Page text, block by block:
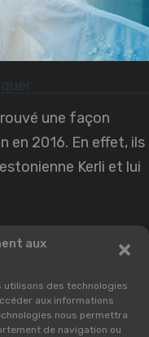
aux
utilisons des technologies
aux informations
nous permettra
de navigation ou
une façon
en 2016. En effet, ils
Kerli et lui
Légales-